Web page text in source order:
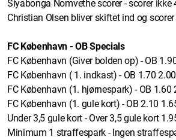
FC København - OB Specials
FC København ( 1. indkast) - OB 1.70 2.00
FC
FC København (1. gule kort) -